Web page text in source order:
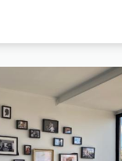
Te koop: Appartement